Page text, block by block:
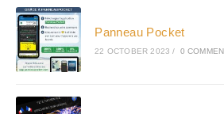
Panneau Pocket
22 OCTOBER 2023 / 0